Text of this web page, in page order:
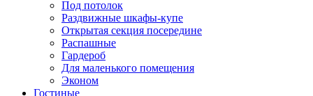
Под потолок
Раздвижные шкафы-купе
Открытая секция посередине
Распашные
Гардероб
Для маленького помещения
Эконом
Гостиные